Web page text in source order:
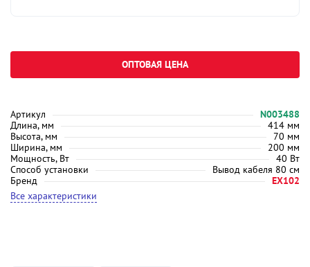
Артикул
N003488
Длина, мм
414 мм
Высота, мм
70 мм
Ширина, мм
200 мм
Мощность, Вт
40 Вт
Способ установки
Вывод кабеля 80 см
Бренд
EX102
Все характеристики
ОПТОВАЯ ЦЕНА